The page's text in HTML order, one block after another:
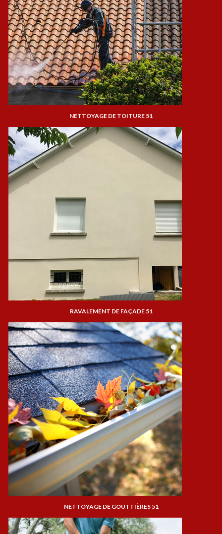
NETTOYAGE DE TOITURE 51
RAVALEMENT DE FAÇADE 51
NETTOYAGE DE GOUTTIÈRES 51